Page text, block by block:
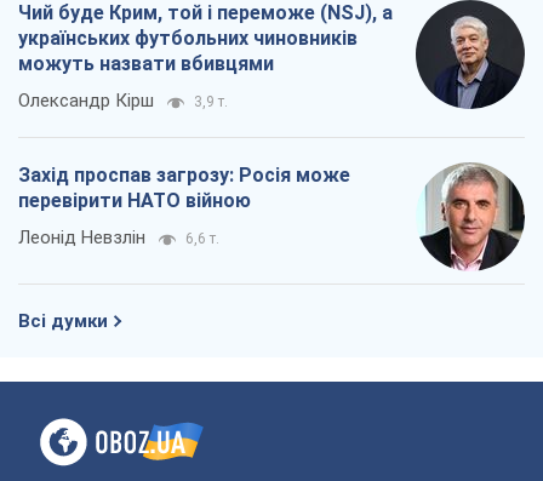
Чий буде Крим, той і переможе (NSJ), а
українських футбольних чиновників
можуть назвати вбивцями
Олександр Кірш 3,9 т.
Захід проспав загрозу: Росія може
перевірити НАТО війною
Леонід Невзлін 6,6 т.
Всі думки